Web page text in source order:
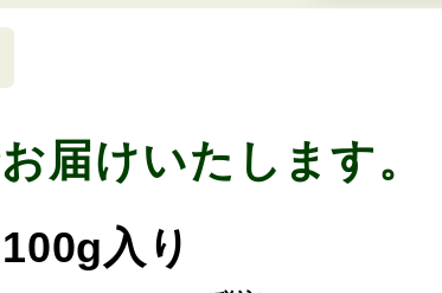
届けいたします。
100g入り